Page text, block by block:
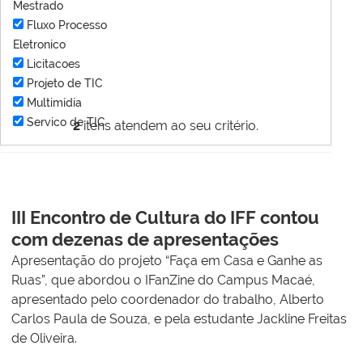
2itens atendem ao seu critério.
Mestrado
Fluxo Processo
Eletronico
Licitacoes
Projeto de TIC
Multimídia
Servico de TIC
III Encontro de Cultura do IFF contou
com dezenas de apresentações
Apresentação do projeto “Faça em Casa e Ganhe as
Ruas”, que abordou o IFanZine do Campus Macaé,
apresentado pelo coordenador do trabalho, Alberto
Carlos Paula de Souza, e pela estudante Jackline Freitas
de Oliveira.